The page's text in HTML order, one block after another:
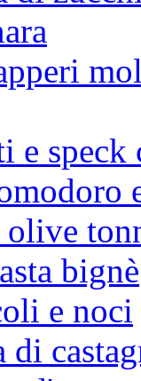
e speck
bignè
e noci
di